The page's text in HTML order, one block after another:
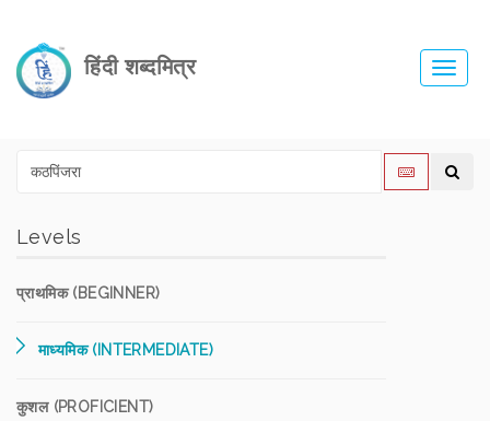
हिंदी शब्दमित्र
Levels
प्राथमिक (BEGINNER)
माध्यमिक (INTERMEDIATE)
कुशल (PROFICIENT)